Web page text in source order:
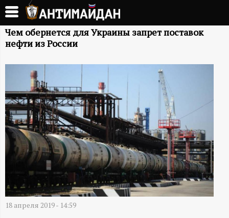
Перейти
основному
содержанию
А
И
М
А
Д
Чем обернется для Украины запрет поставок
нефти из России
18 апреля 2019 - 14:59